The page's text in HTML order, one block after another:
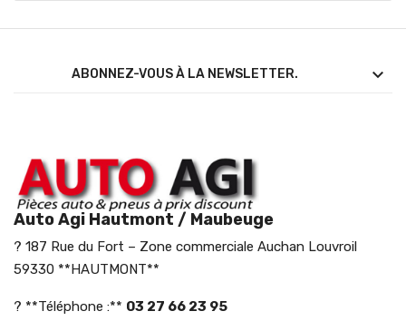
ABONNEZ-VOUS À LA NEWSLETTER. 
Auto Agi Hautmont / Maubeuge
? 187 Rue du Fort – Zone commerciale Auchan Louvroil
59330 **HAUTMONT**
? **Téléphone :** 03 27 66 23 95